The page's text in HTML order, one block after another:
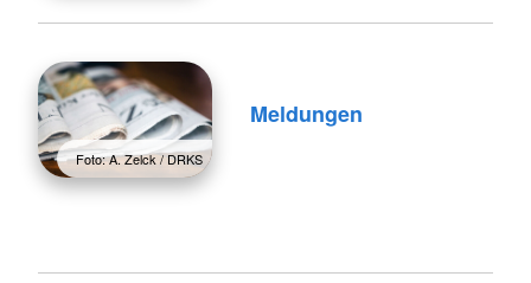
Foto: A. Zelck / DRKS
Meldungen